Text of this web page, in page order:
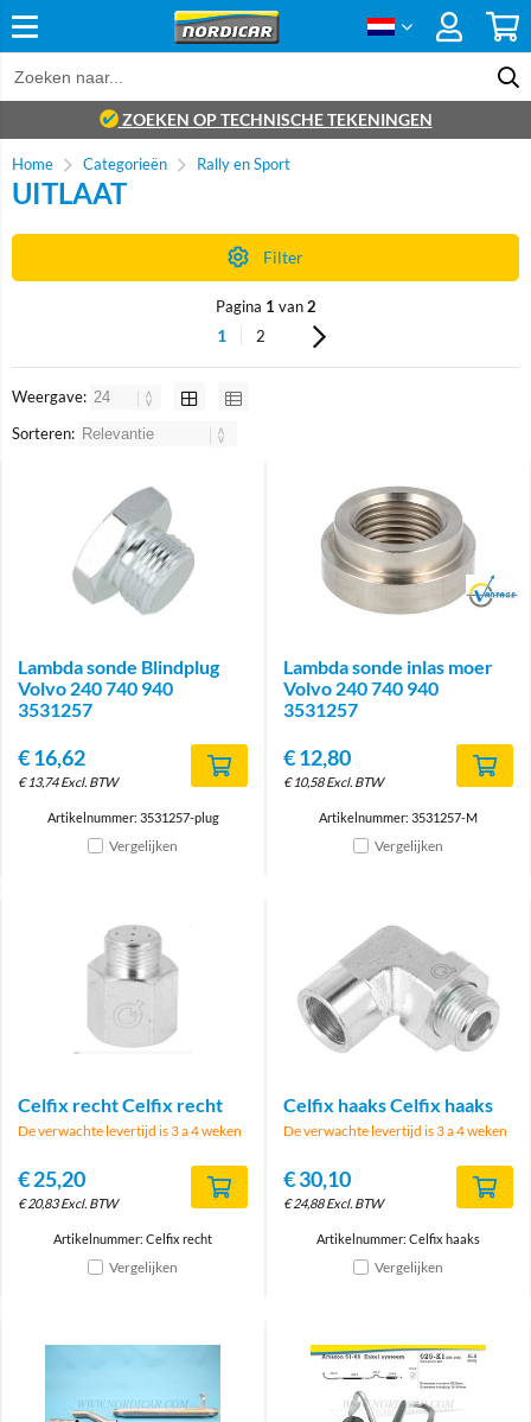
ZOEKEN OP TECHNISCHE TEKENINGEN
Home Categorieën Rally en Sport
UITLAAT
Filter
Pagina 1 van2
1 2
Weergave:
Sorteren:
Lambda sonde Blindplug
Volvo 240 740 940
3531257
€16,62
€13,74 Excl. BTW
Artikelnummer: 3531257-plug
Vergelijken
Brand
Lambda sonde inlas moer
Volvo 240 740 940
3531257
€12,80
€10,58 Excl. BTW
Artikelnummer: 3531257-M
Vergelijken
Celfix recht Celfix recht
De verwachte levertijd is 3 a 4 weken
€25,20
€20,83 Excl. BTW
Artikelnummer: Celfix recht
Vergelijken
Celfix haaks Celfix haaks
De verwachte levertijd is 3 a 4 weken
€30,10
€24,88 Excl. BTW
Artikelnummer: Celfix haaks
Vergelijken